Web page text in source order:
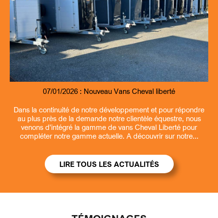
07/01/2026 : Nouveau Vans Cheval liberté
Dans la continuité de notre développement et pour répondre
au plus près de la demande notre clientèle équestre, nous
venons d'intégré la gamme de vans Cheval Liberté pour
compléter notre gamme actuelle. A découvrir sur notre...
07/01/2026 : Nouveau Remorque fourgon et benne Debon
13/03/2026 : Ouverture la samedi matin
09/07/2026 : Entretien et revisions remorques
LIRE TOUS LES ACTUALITÉS